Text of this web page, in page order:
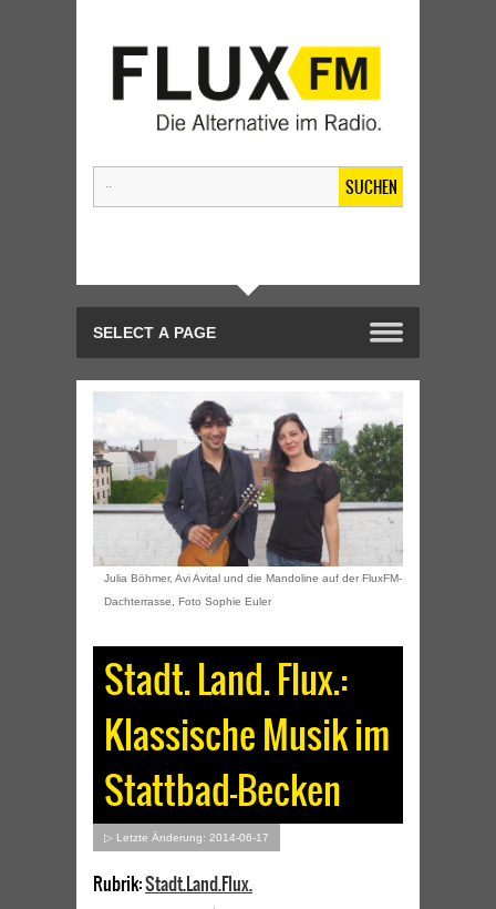
SUCHEN
Julia Böhmer, Avi Avital und die Mandoline auf der FluxFM-
Dachterrasse, Foto Sophie Euler
Stadt. Land. Flux.:
Klassische Musik im
Stattbad-Becken
▷ Letzte Änderung: 2014-06-17
Rubrik:Stadt.Land.Flux.